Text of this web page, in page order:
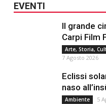
EVENTI
Il grande
Carpi Film
Arte, Storia,
7 Agosto 2026
Eclissi
naso
Ambiente 5